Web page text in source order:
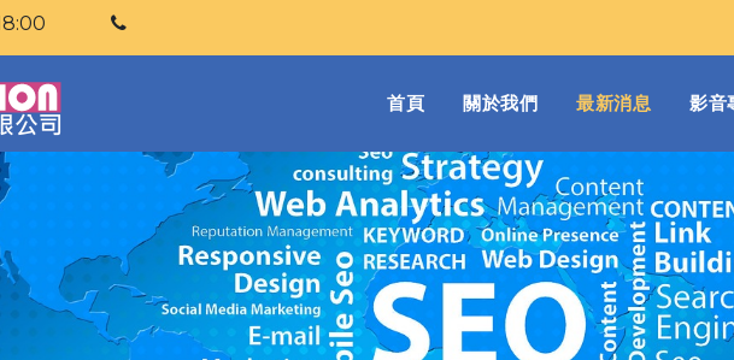
首頁(current)
關於我們 最新消息 影音